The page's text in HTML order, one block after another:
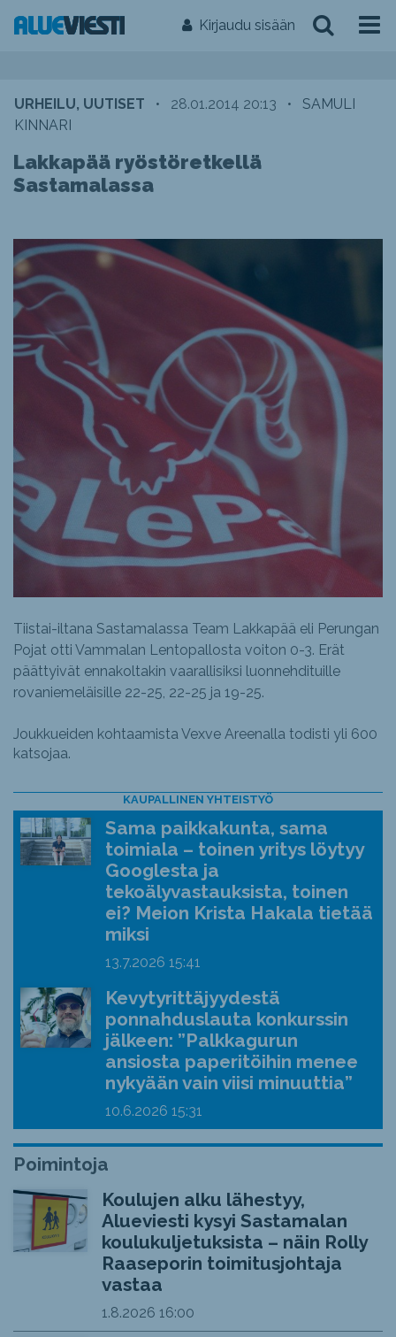
Kirjaudu sisään
URHEILU, UUTISET • 28.01.2014 20:13 •
SAMULI
KINNARI
Lakkapää ryöstöretkellä
Sastamalassa
Tiistai-iltana Sastamalassa Team Lakkapää eli Perungan
Pojat otti Vammalan Lentopallosta voiton 0-3. Erät
päättyivät ennakoltakin vaarallisiksi luonnehdituille
rovaniemeläisille 22-25, 22-25 ja 19-25.
Joukkueiden kohtaamista Vexve Areenalla todisti yli 600
katsojaa.
KAUPALLINEN YHTEISTYÖ
Sama paikkakunta, sama
toimiala – toinen yritys löytyy
Googlesta ja
tekoälyvastauksista, toinen
ei? Meion Krista Hakala tietää
miksi
13.7.2026 15:41
Kevytyrittäjyydestä
ponnahduslauta konkurssin
jälkeen: ”Palkkagurun
ansiosta paperitöihin menee
nykyään vain viisi minuuttia”
10.6.2026 15:31
Poimintoja
Koulujen alku lähestyy,
Alueviesti kysyi Sastamalan
koulukuljetuksista – näin Rolly
Raaseporin toimitusjohtaja
vastaa
1.8.2026 16:00